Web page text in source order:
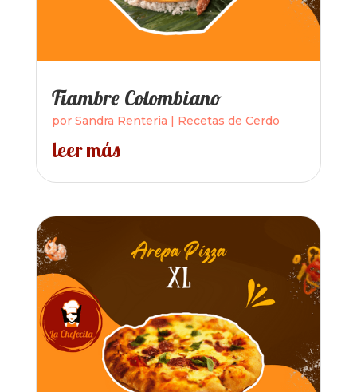
Fiambre Colombiano
por Sandra Renteria | Recetas de Cerdo
leer más